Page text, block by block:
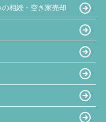
相続・空き家売却